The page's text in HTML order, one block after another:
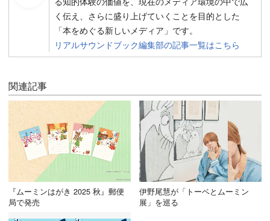
く伝え、さらに盛り上げていくことを目的とした
「本をめぐる新しいメディア」です。
リアルサウンドブック編集部の記事一覧はこちら
関連記事
『ムーミンはがき 2025 秋』郵便
局で発売
伊野尾慧が「トーベとムーミン
展」を巡る